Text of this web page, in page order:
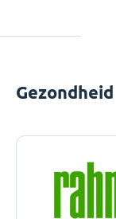
Gezondheid